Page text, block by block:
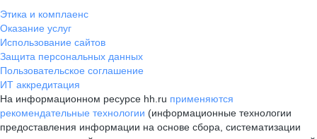
Этика и комплаенс
Оказание услуг
Использование сайтов
Защита персональных данных
Пользовательское соглашение
ИТ аккредитация
На информационном ресурсе hh.ru применяются
рекомендательные технологии (информационные технологии
предоставления информации на основе сбора, систематизации